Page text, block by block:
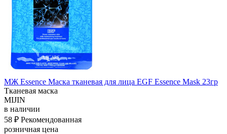
МЖ Essence Маска тканевая для лица EGF Essence Mask 23гр
Тканевая маска
MIJIN
в наличии
58 ₽ Рекомендованная
розничная цена